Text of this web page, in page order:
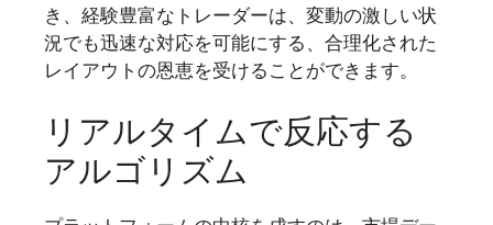
き、経験豊富なトレーダーは、変動の激しい状
況でも迅速な対応を可能にする、合理化された
レイアウトの恩恵を受けることができます。
リアルタイムで反応する
アルゴリズム